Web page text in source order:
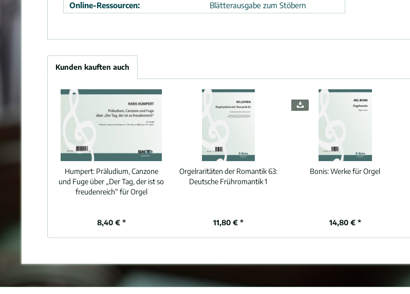
Online-Ressourcen:
Blätterausgabe zum Stöbern
Kunden kauften auch
Humpert: Präludium, Canzone
und Fuge über „Der Tag, der ist so
freudenreich“ für Orgel
8,40 € *
Orgelraritäten der Romantik 63:
Deutsche Frühromantik 1
11,80 € *
Bonis:Werke für Orgel
14,80 € *